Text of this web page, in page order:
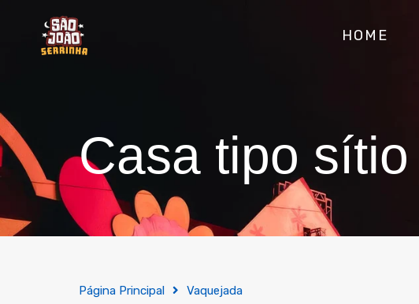
HOME
Casa tipo sítio
Página Principal Vaquejada